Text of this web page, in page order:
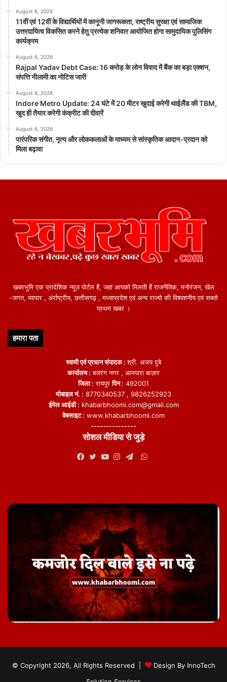
August 6, 2026
11वीं एवं 12वीं के विद्यार्थियों में कानूनी जागरूकता, राष्ट्रीय सुरक्षा एवं सामाजिक
उत्तरदायित्व विकसित करने हेतु प्रत्येक शनिवार आयोजित होगा सामुदायिक पुलिसिंग
कार्यक्रम
August 6, 2026
Rajpal Yadav Debt Case: 16 करोड़ के लोन विवाद में बैंक का बड़ा एक्शन,
संपत्ति नीलामी का नोटिस जारी
August 6, 2026
Indore Metro Update: 24 घंटे में 20 मीटर खुदाई करेगी थाईलैंड की TBM,
खुद ही तैयार करेगी कंक्रीट की दीवारें
August 6, 2026
पारंपरिक संगीत, नृत्य और लोककलाओं के माध्यम से सांस्कृतिक आदान-प्रदान को
मिला बढ़ावा
खबरभूमि एक प्रादेशिक न्यूज़ पोर्टल हैं, जहां आपको मिलती हैं राजनैतिक, मनोरंजन, खेल
-जगत, व्यापार , अंर्राष्ट्रीय, छत्तीसगढ़ , मध्याप्रदेश एवं अन्य राज्यो की विश्वशनीय एवं सबसे
प्रथम खबर ।
हमारा पता
स्वामी एवं प्रधान संपादक :श्री. अजय दुबे
कार्यालय : बजरंग नगर , आमपारा बाज़ार
जिला : रायपुरपिन : 492001
मोबाइल नं. : 8770340537 , 9826252923
ईमेल आईडी : khabarbhoomi.com@gmail.com
वेबसाइट : www.khabarbhoomi.com
---------------
सोशल मीडिया से जुड़े
WhatsApp
© Copyright 2026, All Rights Reserved | Design By InnoTech